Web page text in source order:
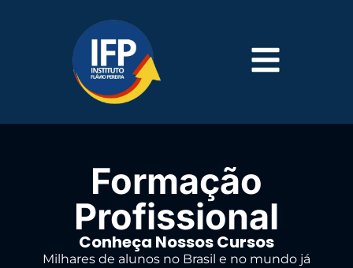
Formação
Profissional
Conheça Nossos Cursos
Milhares de alunos no Brasil e no mundo já